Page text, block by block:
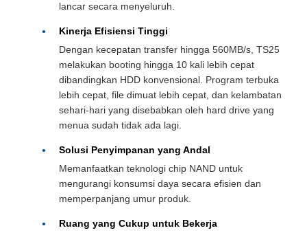
lancar secara menyeluruh.
Kinerja Efisiensi Tinggi
Dengan kecepatan transfer hingga 560MB/s, TS25
melakukan booting hingga 10 kali lebih cepat
dibandingkan HDD konvensional. Program terbuka
lebih cepat, file dimuat lebih cepat, dan kelambatan
sehari-hari yang disebabkan oleh hard drive yang
menua sudah tidak ada lagi.
Solusi Penyimpanan yang Andal
Memanfaatkan teknologi chip NAND untuk
mengurangi konsumsi daya secara efisien dan
memperpanjang umur produk.
Ruang yang Cukup untuk Bekerja